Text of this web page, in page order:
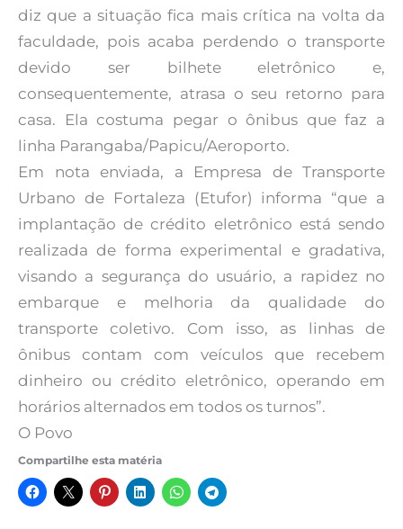
diz que a situação fica mais crítica na volta da
faculdade, pois acaba perdendo o transporte
devido ser bilhete eletrônico e,
consequentemente, atrasa o seu retorno para
casa. Ela costuma pegar o ônibus que faz a
linha Parangaba/Papicu/Aeroporto.
Em nota enviada, a Empresa de Transporte
Urbano de Fortaleza (Etufor) informa “que a
implantação de crédito eletrônico está sendo
realizada de forma experimental e gradativa,
visando a segurança do usuário, a rapidez no
embarque e melhoria da qualidade do
transporte coletivo. Com isso, as linhas de
ônibus contam com veículos que recebem
dinheiro ou crédito eletrônico, operando em
horários alternados em todos os turnos”.
O Povo
Compartilhe esta matéria